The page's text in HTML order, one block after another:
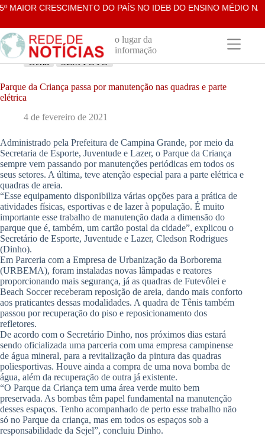
Pular
o
conteúdo
CRESCIMENTO DO PAÍS NO IDEB DO ENSINO MÉDIO NA
o lugar da
informação
Geral
SEM FOTO
Parque da Criança passa por manutenção nas quadras e parte
elétrica
4 de fevereiro de 2021
Administrado pela Prefeitura de Campina Grande, por meio da
Secretaria de Esporte, Juventude e Lazer, o Parque da Criança
sempre vem passando por manutenções periódicas em todos os
seus setores. A última, teve atenção especial para a parte elétrica e
quadras de areia.
“Esse equipamento disponibiliza várias opções para a prática de
atividades físicas, esportivas e de lazer à população. É muito
importante esse trabalho de manutenção dada a dimensão do
parque que é, também, um cartão postal da cidade”, explicou o
Secretário de Esporte, Juventude e Lazer, Cledson Rodrigues
(Dinho).
Em Parceria com a Empresa de Urbanização da Borborema
(URBEMA), foram instaladas novas lâmpadas e reatores
proporcionando mais segurança, já as quadras de Futevôlei e
Beach Soccer receberam reposição de areia, dando mais conforto
aos praticantes dessas modalidades. A quadra de Tênis também
passou por recuperação do piso e reposicionamento dos
refletores.
De acordo com o Secretário Dinho, nos próximos dias estará
sendo oficializada uma parceria com uma empresa campinense
de água mineral, para a revitalização da pintura das quadras
poliesportivas. Houve ainda a compra de uma nova bomba de
água, além da recuperação de outra já existente.
“O Parque da Criança tem uma área verde muito bem
preservada. As bombas têm papel fundamental na manutenção
desses espaços. Tenho acompanhado de perto esse trabalho não
só no Parque da criança, mas em todos os espaços sob a
responsabilidade da Sejel”, concluiu Dinho.